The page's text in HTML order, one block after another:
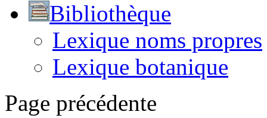
Bibliothèque
Lexique noms propres
Lexique botanique
Page précédente